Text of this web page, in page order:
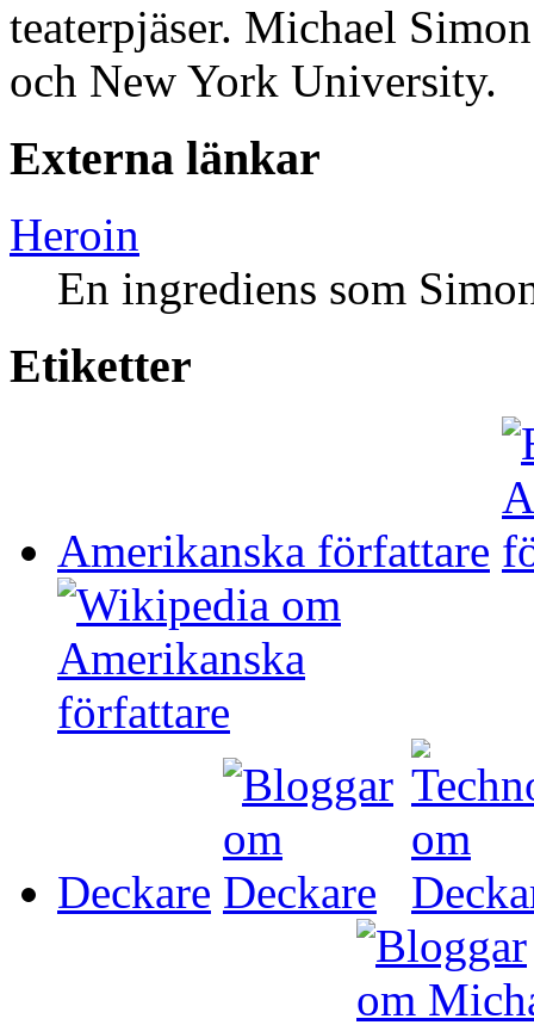
teaterpjäser. Michael
och New York University.
Externa länkar
Heroin
En ingrediens som
Etiketter
Amerikanska författare
Deckare